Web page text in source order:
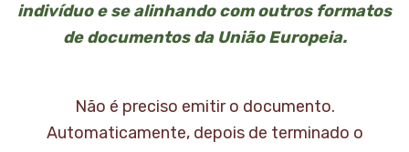
indivíduo e se alinhando com outros formatos
de documentos da União Europeia.
Não é preciso emitir o documento.
Automaticamente, depois de terminado o